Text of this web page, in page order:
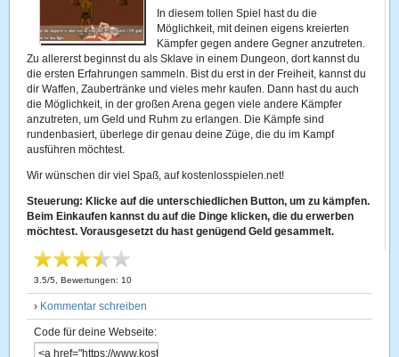
In diesem tollen Spiel hast du die
Möglichkeit, mit deinen eigens kreierten
Kämpfer gegen andere Gegner anzutreten.
Zu allererst beginnst du als Sklave in einem Dungeon, dort kannst du
die ersten Erfahrungen sammeln. Bist du erst in der Freiheit, kannst du
dir Waffen, Zaubertränke und vieles mehr kaufen. Dann hast du auch
die Möglichkeit, in der großen Arena gegen viele andere Kämpfer
anzutreten, um Geld und Ruhm zu erlangen. Die Kämpfe sind
rundenbasiert, überlege dir genau deine Züge, die du im Kampf
ausführen möchtest.
Wir wünschen dir viel Spaß, auf kostenlosspielen.net!
Steuerung: Klicke auf die unterschiedlichen Button, um zu kämpfen.
Beim Einkaufen kannst du auf die Dinge klicken, die du erwerben
möchtest. Vorausgesetzt du hast genügend Geld gesammelt.
3.5/5 , Bewertungen: 10
› Kommentar schreiben
Code für deine Webseite: